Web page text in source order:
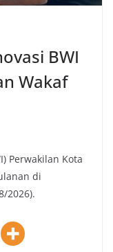
BWI
Wakaf
Perwakilan Kota
di
2026).